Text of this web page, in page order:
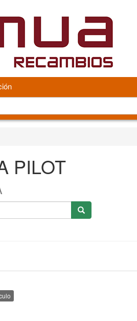
PILOT